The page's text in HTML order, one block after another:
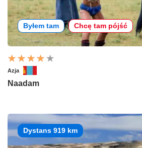
Byłem tam Chcę tam pójść
Azja
Naadam
Dystans 919 km